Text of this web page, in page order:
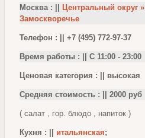
Москва : || Центральный округ »
Замоскворечье
Телефон : || +7 (495) 772-97-37
Время работы : || С 11:00 - 23:00
Ценовая категория : || высокая
Средняя стоимость : || 2000 руб
( салат , гор. блюдо , напиток )
Кухня : || итальянская;